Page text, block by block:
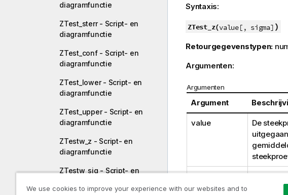
diagramfunctie
ZTest_sterr - Script- en
diagramfunctie
ZTest_conf - Script- en
diagramfunctie
ZTest_lower - Script- en
diagramfunctie
ZTest_upper - Script- en
diagramfunctie
ZTestw_z - Script- en
diagramfunctie
ZTestw_sig - Script- en
Syntaxis:
ZTest_z(value[, sigma] )
Retourgegevenstypen:
Argumenten:
Argumenten
Argument
value
De
De
sigma
We use cookies to improve your experience with our websites and to